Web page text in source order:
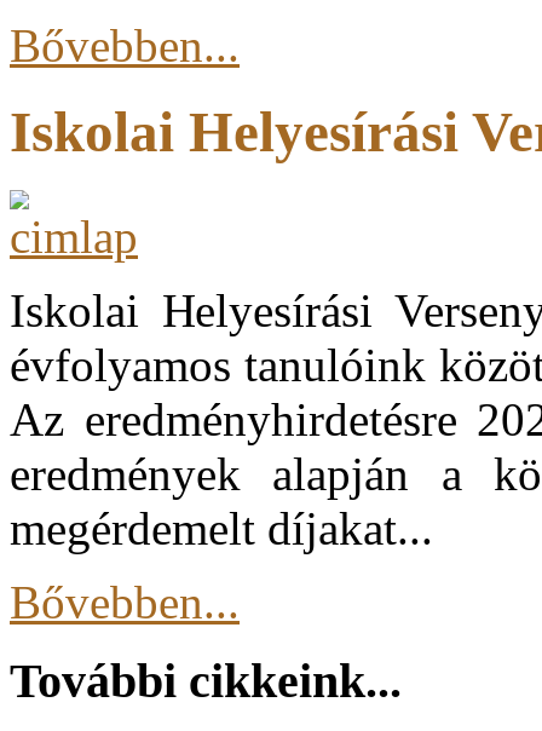
Bővebben...
Iskolai Helyesírási
Iskolai Helyesírási
évfolyamos tanulóink
Az eredményhirdetésre
eredmények alapján a
megérdemelt díjakat...
Bővebben...
További cikkeink...